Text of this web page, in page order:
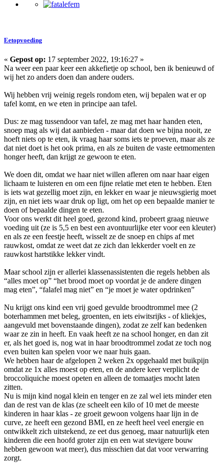
Eetopvoeding
« Gepost op: 17 september 2022, 19:16:27 »
Na weer een paar keer een akkefietje op school, ben ik benieuwd of
wij het zo anders doen dan andere ouders.
Wij hebben vrij weinig regels rondom eten, wij bepalen wat er op
tafel komt, en we eten in principe aan tafel.
Dus: ze mag tussendoor van tafel, ze mag met haar handen eten,
snoep mag als wij dat aanbieden - maar dat doen we bijna nooit, ze
hoeft niets op te eten, ik vraag haar soms iets te proeven, maar als ze
dat niet doet is het ook prima, en als ze buiten de vaste eetmomenten
honger heeft, dan krijgt ze gewoon te eten.
We doen dit, omdat we haar niet willen afleren om naar haar eigen
lichaam te luisteren en om een fijne relatie met eten te hebben. Eten
is iets wat gezellig moet zijn, en lekker en waar je nieuwsgierig moet
zijn, en niet iets waar druk op ligt, om het op een bepaalde manier te
doen of bepaalde dingen te eten.
Voor ons werkt dit heel goed, gezond kind, probeert graag nieuwe
voeding uit (ze is 5,5 en best een avontuurlijke eter voor een kleuter)
en als ze een feestje heeft, wisselt ze de snoep en chips af met
rauwkost, omdat ze weet dat ze zich dan lekkerder voelt en ze
rauwkost hartstikke lekker vindt.
Maar school zijn er allerlei klassenassistenten die regels hebben als
“alles moet op” “het brood moet op voordat je de andere dingen
mag eten”, “falafel mag niet” en “je moet je water opdrinken”
Nu krijgt ons kind een vrij goed gevulde broodtrommel mee (2
boterhammen met beleg, groenten, en iets eiwitsrijks - of kliekjes,
aangevuld met bovenstaande dingen), zodat ze zelf kan bedenken
waar ze zin in heeft. En vaak heeft ze na school honger, en dan zit
er, als het goed is, nog wat in haar broodtrommel zodat ze toch nog
even buiten kan spelen voor we naar huis gaan.
We hebben haar de afgelopen 2 weken 2x opgehaald met buikpijn
omdat ze 1x alles moest op eten, en de andere keer verplicht de
broccoliquiche moest opeten en alleen de tomaatjes mocht laten
zitten.
Nu is mijn kind nogal klein en tenger en ze zal wel iets minder eten
dan de rest van de klas (ze scheelt een kilo of 10 met de meeste
kinderen in haar klas - ze groeit gewoon volgens haar lijn in de
curve, ze heeft een gezond BMI, en ze heeft heel veel energie en
ontwikkelt zich uitstekend, ze eet dus genoeg, maar natuurlijk eten
kinderen die een hoofd groter zijn en een wat stevigere bouw
hebben gewoon wat meer), dus misschien dat dat voor verwarring
zorgt.